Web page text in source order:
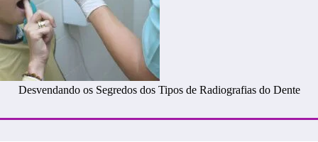
Desvendando os Segredos dos Tipos de Radiografias do Dente